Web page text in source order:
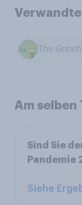
The
Am
Sind Sie
Pandemie
Siehe